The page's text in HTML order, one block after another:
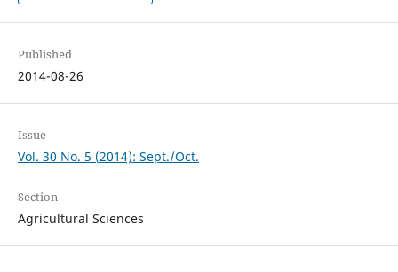
Published
2014-08-26
Issue
Vol. 30 No. 5 (2014): Sept./Oct.
Section
Agricultural Sciences